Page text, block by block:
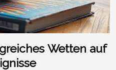
Wetten auf